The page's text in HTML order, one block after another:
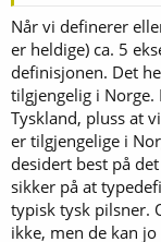
Når vi definerer
er heldige) ca. 5
definisjonen. Det
tilgjengelig i
Tyskland, pluss at
er tilgjengelige i
desidert best på
sikker på at
typisk tysk pilsner.
ikke, men de kan